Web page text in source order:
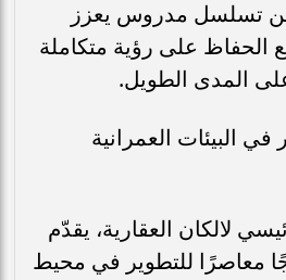
تسلسل مدروس يعزز
الحفاظ على رؤية متكاملة
المدى الطويل.
البيئات العمرانية
لالكان العقارية، يقدّم
معاصرًا للتطوير في محيط